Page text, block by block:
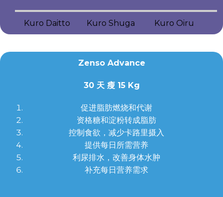
Kuro Daitto Kuro Shuga Kuro Oiru
Zenso Advance
30 天 瘦 15 Kg
促进脂肪燃烧和代谢
资格糖和淀粉转成脂肪
控制食欲，减少卡路里摄入
提供每日所需营养
利尿排水，改善身体水肿
补充每日营养需求